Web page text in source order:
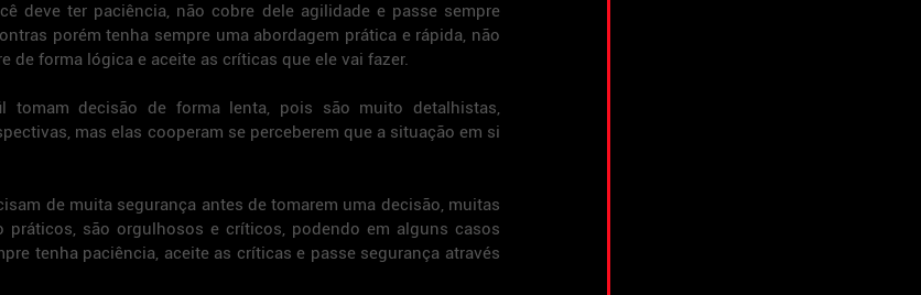
deve ter paciência, não cobre dele agilidade e passe sempre
porém tenha sempre uma abordagem prática e rápida, não
de forma lógica e aceite as críticas que ele vai fazer.
tomam decisão de forma lenta, pois são muito detalhistas,
mas elas cooperam se perceberem que a situação em si
de muita segurança antes de tomarem uma decisão, muitas
são orgulhosos e críticos, podendo em alguns casos
tenha paciência, aceite as críticas e passe segurança através